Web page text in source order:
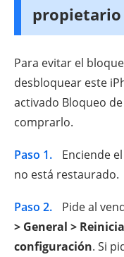
propietario
Para evitar el
desbloquear este
activado Bloqueo
comprarlo.
Paso 1.
Enciende
no está restaurado.
Paso 2. Pide al
> General >
configuración. Si